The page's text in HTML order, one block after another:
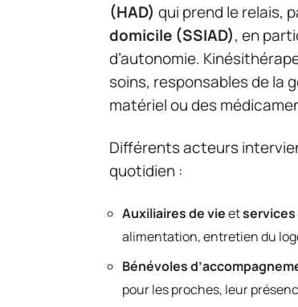
(HAD) qui prend le relais,
domicile (SSIAD), en
d’autonomie.
soins, responsables de la
matériel ou des
Différents acteurs
quotidien :
Auxiliaires de vieetservices
alimentation, entretien du
Bénévoles
pour les proches, leur